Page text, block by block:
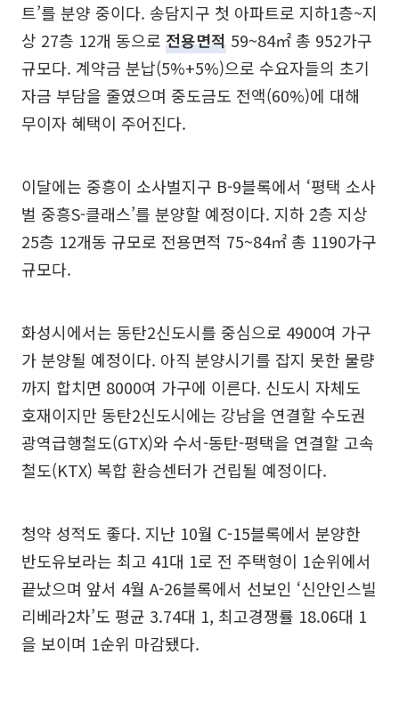
트’를 분양 중이다. 송담지구 첫 아파트로 지하1층~지
상 27층 12개 동으로 전용면적 59~84㎡ 총 952가구
규모다. 계약금 분납(5%+5%)으로 수요자들의 초기
자금 부담을 줄였으며 중도금도 전액(60%)에 대해
무이자 혜택이 주어진다.
이달에는 중흥이 소사벌지구 B-9블록에서 ‘평택 소사
벌 중흥S-클래스’를 분양할 예정이다. 지하 2층 지상
25층 12개동 규모로 전용면적 75~84㎡ 총 1190가구
규모다.
화성시에서는 동탄2신도시를 중심으로 4900여 가구
가 분양될 예정이다. 아직 분양시기를 잡지 못한 물량
까지 합치면 8000여 가구에 이른다. 신도시 자체도
호재이지만 동탄2신도시에는 강남을 연결할 수도권
광역급행철도(GTX)와 수서-동탄-평택을 연결할 고속
철도(KTX) 복합 환승센터가 건립될 예정이다.
청약 성적도 좋다. 지난 10월 C-15블록에서 분양한
반도유보라는 최고 41대 1로 전 주택형이 1순위에서
끝났으며 앞서 4월 A-26블록에서 선보인 ‘신안인스빌
리베라2차’도 평균 3.74대 1, 최고경쟁률 18.06대 1
을 보이며 1순위 마감됐다.